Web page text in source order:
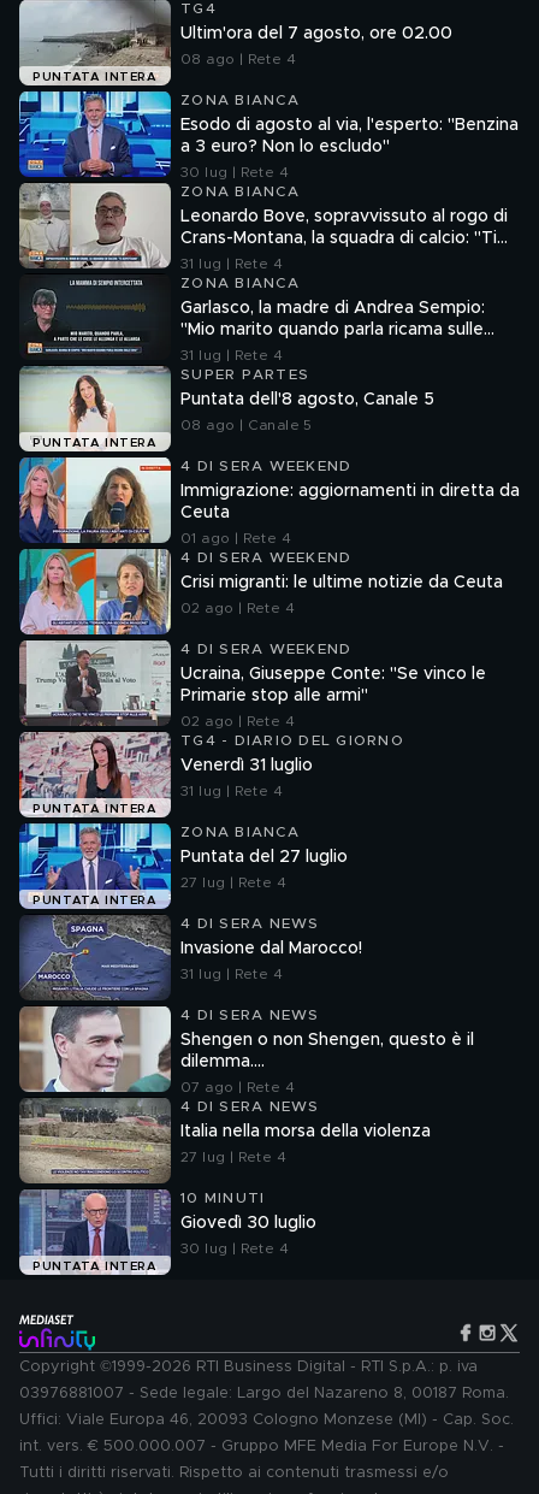
PUNTATA INTERA
TG4
Ultim'ora del 7 agosto, ore 02.00
08 ago | Rete 4
ZONA BIANCA
Esodo di agosto al via, l'esperto: "Benzina
a 3 euro? Non lo escludo"
30 lug | Rete 4
ZONA BIANCA
Leonardo Bove, sopravvissuto al rogo di
Crans-Montana, la squadra di calcio: "Ti
aspettiamo"
31 lug | Rete 4
ZONA BIANCA
Garlasco, la madre di Andrea Sempio:
"Mio marito quando parla ricama sulle
cose"
31 lug | Rete 4
PUNTATA INTERA
SUPER PARTES
Puntata dell'8 agosto, Canale 5
08 ago | Canale 5
4 DI SERA WEEKEND
Immigrazione: aggiornamenti in diretta da
Ceuta
01 ago | Rete 4
4 DI SERA WEEKEND
Crisi migranti: le ultime notizie da Ceuta
02 ago | Rete 4
4 DI SERA WEEKEND
Ucraina, Giuseppe Conte: "Se vinco le
Primarie stop alle armi"
02 ago | Rete 4
PUNTATA INTERA
TG4 - DIARIO DEL GIORNO
Venerdì 31 luglio
31 lug | Rete 4
PUNTATA INTERA
ZONA BIANCA
Puntata del 27 luglio
27 lug | Rete 4
4 DI SERA NEWS
Invasione dal Marocco!
31 lug | Rete 4
4 DI SERA NEWS
Shengen o non Shengen, questo è il
dilemma....
07 ago | Rete 4
4 DI SERA NEWS
Italia nella morsa della violenza
27 lug | Rete 4
PUNTATA INTERA
10 MINUTI
Giovedì 30 luglio
30 lug | Rete 4
Copyright ©1999-2026 RTI Business Digital - RTI S.p.A.: p. iva
03976881007 - Sede legale: Largo del Nazareno 8, 00187 Roma.
Uffici: Viale Europa 46, 20093 Cologno Monzese (MI) - Cap. Soc.
int. vers. € 500.000.007 - Gruppo MFE Media For Europe N.V. -
Tutti i diritti riservati. Rispetto ai contenuti trasmessi e/o